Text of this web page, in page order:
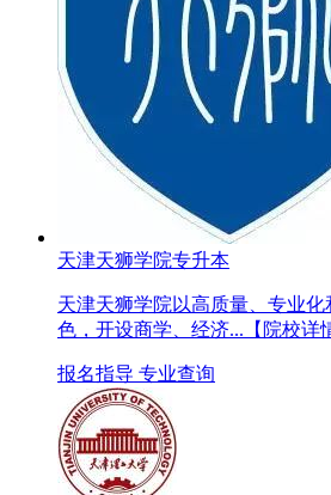
天津天狮学院专升本
天津天狮学院以高质量、专业
色，开设商学、经济... 【院校详
报名指导 专业查询